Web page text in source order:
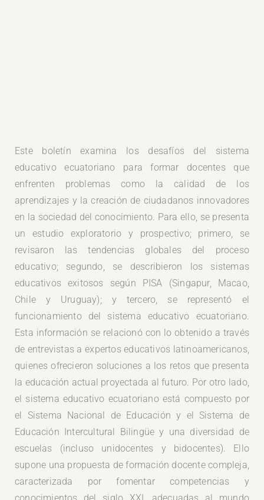
Este boletín examina los desafíos del sistema
educativo ecuatoriano para formar docentes que
enfrenten problemas como la calidad de los
aprendizajes y la creación de ciudadanos innovadores
en la sociedad del conocimiento. Para ello, se presenta
un estudio exploratorio y prospectivo; primero, se
revisaron las tendencias globales del proceso
educativo; segundo, se describieron los sistemas
educativos exitosos según PISA (Singapur, Macao,
Chile y Uruguay); y tercero, se representó el
funcionamiento del sistema educativo ecuatoriano.
Esta información se relacionó con lo obtenido a través
de entrevistas a expertos educativos latinoamericanos,
quienes ofrecieron soluciones a los retos que presenta
la educación actual proyectada al futuro. Por otro lado,
el sistema educativo ecuatoriano está compuesto por
el Sistema Nacional de Educación y el Sistema de
Educación Intercultural Bilingüe y una diversidad de
escuelas (incluso unidocentes y bidocentes). Ello
supone una propuesta de formación docente compleja,
caracterizada por fomentar competencias y